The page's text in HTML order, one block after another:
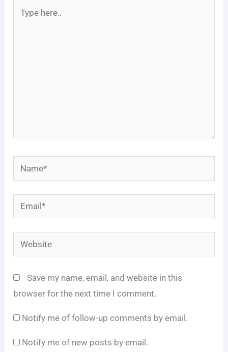
Name*
Email*
Website
Save my name, email, and website in this
browser for the next time I comment.
Notify me of follow-up comments by email.
Notify me of new posts by email.